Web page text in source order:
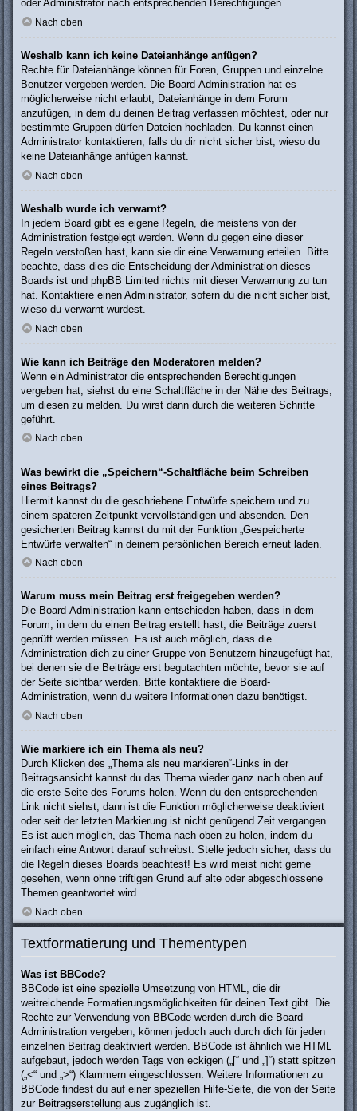
oder Administrator nach entsprechenden Berechtigungen.
Nach oben
Weshalb kann ich keine Dateianhänge anfügen?
Rechte für Dateianhänge können für Foren, Gruppen und einzelne
Benutzer vergeben werden. Die Board-Administration hat es
möglicherweise nicht erlaubt, Dateianhänge in dem Forum
anzufügen, in dem du deinen Beitrag verfassen möchtest, oder nur
bestimmte Gruppen dürfen Dateien hochladen. Du kannst einen
Administrator kontaktieren, falls du dir nicht sicher bist, wieso du
keine Dateianhänge anfügen kannst.
Nach oben
Weshalb wurde ich verwarnt?
In jedem Board gibt es eigene Regeln, die meistens von der
Administration festgelegt werden. Wenn du gegen eine dieser
Regeln verstoßen hast, kann sie dir eine Verwarnung erteilen. Bitte
beachte, dass dies die Entscheidung der Administration dieses
Boards ist und phpBB Limited nichts mit dieser Verwarnung zu tun
hat. Kontaktiere einen Administrator, sofern du die nicht sicher bist,
wieso du verwarnt wurdest.
Nach oben
Wie kann ich Beiträge den Moderatoren melden?
Wenn ein Administrator die entsprechenden Berechtigungen
vergeben hat, siehst du eine Schaltfläche in der Nähe des Beitrags,
um diesen zu melden. Du wirst dann durch die weiteren Schritte
geführt.
Nach oben
Was bewirkt die „Speichern“-Schaltfläche beim Schreiben
eines Beitrags?
Hiermit kannst du die geschriebene Entwürfe speichern und zu
einem späteren Zeitpunkt vervollständigen und absenden. Den
gesicherten Beitrag kannst du mit der Funktion „Gespeicherte
Entwürfe verwalten“ in deinem persönlichen Bereich erneut laden.
Nach oben
Warum muss mein Beitrag erst freigegeben werden?
Die Board-Administration kann entschieden haben, dass in dem
Forum, in dem du einen Beitrag erstellt hast, die Beiträge zuerst
geprüft werden müssen. Es ist auch möglich, dass die
Administration dich zu einer Gruppe von Benutzern hinzugefügt hat,
bei denen sie die Beiträge erst begutachten möchte, bevor sie auf
der Seite sichtbar werden. Bitte kontaktiere die Board-
Administration, wenn du weitere Informationen dazu benötigst.
Nach oben
Wie markiere ich ein Thema als neu?
Durch Klicken des „Thema als neu markieren“-Links in der
Beitragsansicht kannst du das Thema wieder ganz nach oben auf
die erste Seite des Forums holen. Wenn du den entsprechenden
Link nicht siehst, dann ist die Funktion möglicherweise deaktiviert
oder seit der letzten Markierung ist nicht genügend Zeit vergangen.
Es ist auch möglich, das Thema nach oben zu holen, indem du
einfach eine Antwort darauf schreibst. Stelle jedoch sicher, dass du
die Regeln dieses Boards beachtest! Es wird meist nicht gerne
gesehen, wenn ohne triftigen Grund auf alte oder abgeschlossene
Themen geantwortet wird.
Nach oben
Textformatierung und Thementypen
Was ist BBCode?
BBCode ist eine spezielle Umsetzung von HTML, die dir
weitreichende Formatierungsmöglichkeiten für deinen Text gibt. Die
Rechte zur Verwendung von BBCode werden durch die Board-
Administration vergeben, können jedoch auch durch dich für jeden
einzelnen Beitrag deaktiviert werden. BBCode ist ähnlich wie HTML
aufgebaut, jedoch werden Tags von eckigen („[“ und „]“) statt spitzen
(„<“ und „>“) Klammern eingeschlossen. Weitere Informationen zu
BBCode findest du auf einer speziellen Hilfe-Seite, die von der Seite
zur Beitragserstellung aus zugänglich ist.